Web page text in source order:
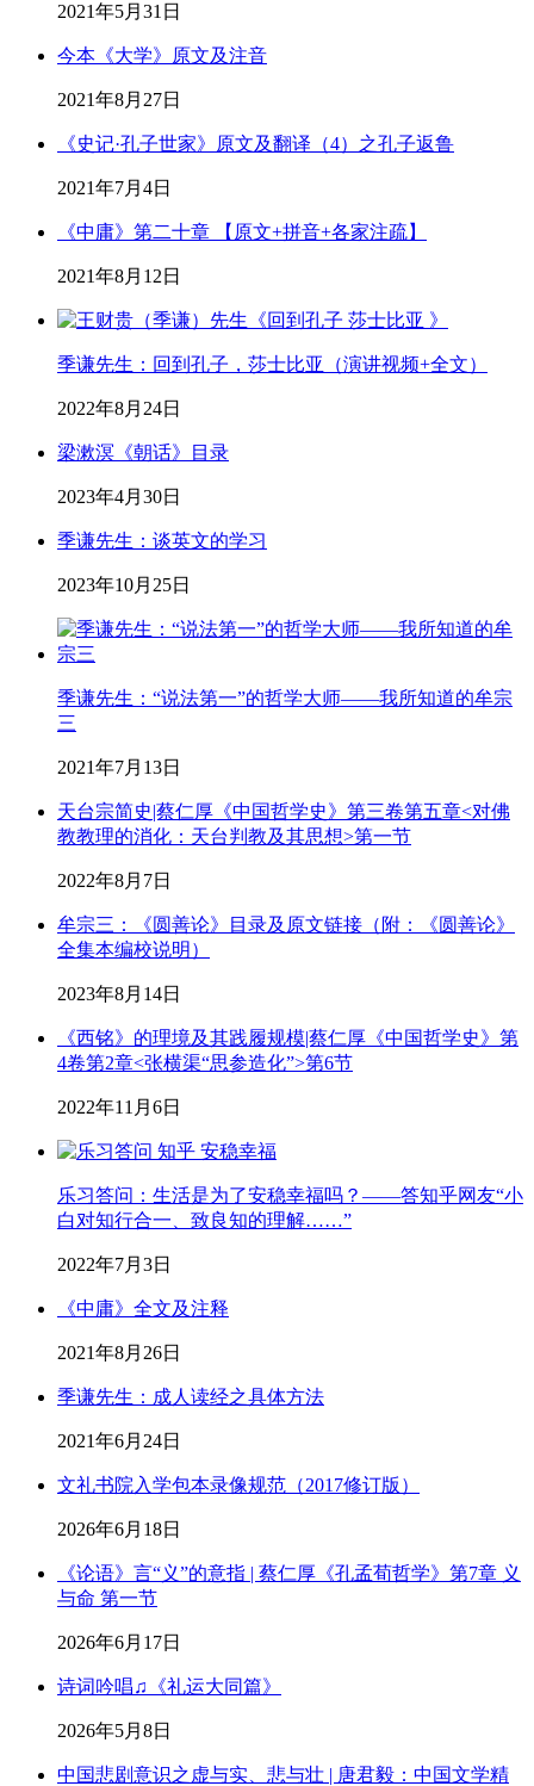
2021年5月31日
今本《大学》原文及注音
2021年8月27日
《史记·孔子世家》原文及翻译（4）之孔子返鲁
2021年7月4日
《中庸》第二十章 【原文+拼音+各家注疏】
2021年8月12日
季谦先生：回到孔子，莎士比亚（演讲视频+全文）
2022年8月24日
梁漱溟《朝话》目录
2023年4月30日
季谦先生：谈英文的学习
2023年10月25日
季谦先生：“说法第一”的哲学大师——我所知道的牟宗
三
2021年7月13日
天台宗简史|蔡仁厚《中国哲学史》第三卷第五章<对佛
教教理的消化：天台判教及其思想>第一节
2022年8月7日
牟宗三：《圆善论》目录及原文链接（附：《圆善论》
全集本编校说明）
2023年8月14日
《西铭》的理境及其践履规模|蔡仁厚《中国哲学史》第
4卷第2章<张横渠“思参造化”>第6节
2022年11月6日
乐习答问：生活是为了安稳幸福吗？——答知乎网友“小
白对知行合一、致良知的理解……”
2022年7月3日
《中庸》全文及注释
2021年8月26日
季谦先生：成人读经之具体方法
2021年6月24日
文礼书院入学包本录像规范（2017修订版）
2026年6月18日
《论语》言“义”的意指 | 蔡仁厚《孔孟荀哲学》第7章 义
与命 第一节
2026年6月17日
诗词吟唱♫《礼运大同篇》
2026年5月8日
中国悲剧意识之虚与实、悲与壮 | 唐君毅：中国文学精